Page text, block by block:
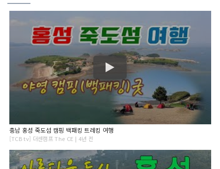
충남 홍성 죽도섬 캠핑 백패킹 트레킹 여행
[TCB tv] 더센캠프 The CE | 4년 전